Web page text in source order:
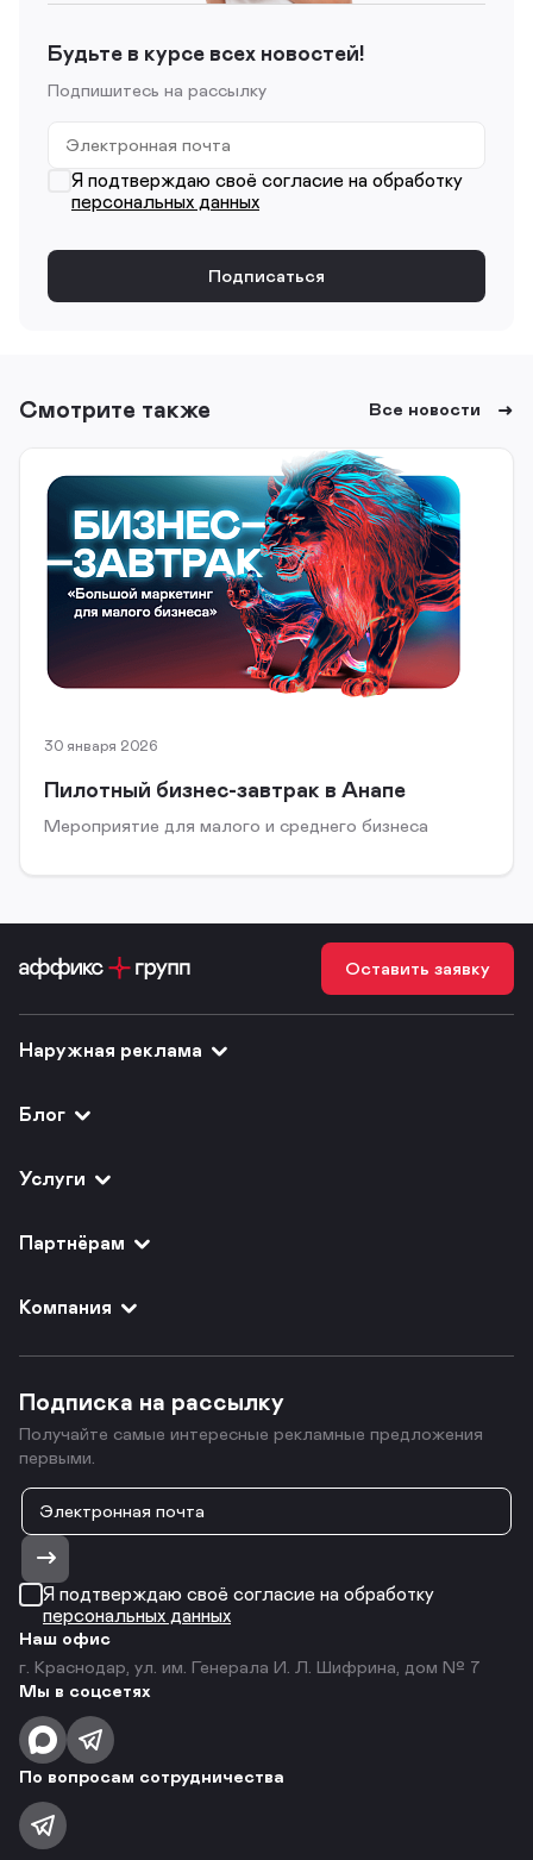
Будьте в курсе всех новостей!
Подпишитесь на рассылку
Я подтверждаю своё согласие на обработку
персональных данных
Смотрите также Все новости
30 января 2026
Пилотный бизнес-завтрак в Анапе
Мероприятие для малого и среднего бизнеса
Оставить заявку
Наружная реклама
Блог
Услуги
Партнёрам
Компания
Подписка на рассылку
Получайте самые интересные рекламные предложения
первыми.
Я подтверждаю своё согласие на обработку
персональных данных
Наш офис
г. Краснодар, ул. им. Генерала И. Л. Шифрина, дом № 7
Мы в соцсетях
По вопросам сотрудничества